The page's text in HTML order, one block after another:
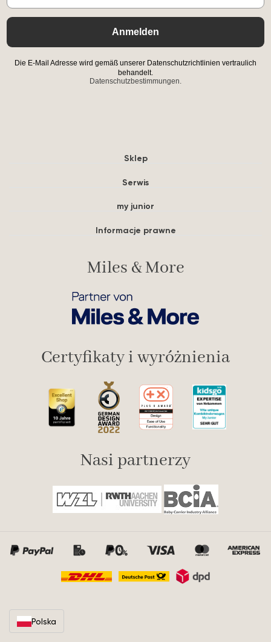
Anmelden
Die E-Mail Adresse wird gemäß unserer Datenschutzrichtlinien vertraulich
behandelt.
Datenschutzbestimmungen.
Sklep
Serwis
my junior
Informacje prawne
Miles & More
Certyfikaty i wyróżnienia
Nasi partnerzy
Polska